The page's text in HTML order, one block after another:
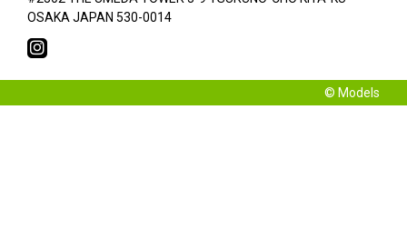
OSAKA JAPAN 530-0014
© Models